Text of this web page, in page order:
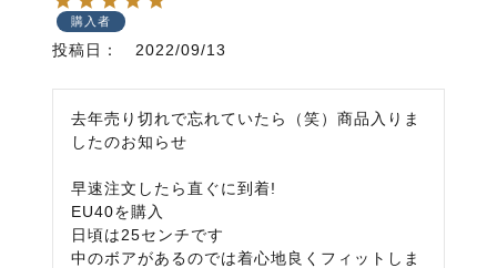
購入者
投稿日 2022/09/13
去年売り切れで忘れていたら（笑）商品入りま
したのお知らせ
早速注文したら直ぐに到着!
EU40を購入
日頃は25センチです
中のボアがあるのでは着心地良くフィットしま